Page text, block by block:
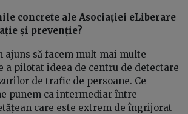
concrete ale Asociației eLiberare
și prevenție?
ajuns să facem mult mai multe
a pilotat ideea de centru de detectare
de trafic de persoane. Ce
punem ca intermediar între
care este extrem de îngrijorat